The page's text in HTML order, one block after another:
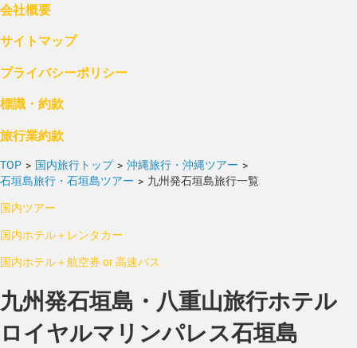
会社概要
サイトマップ
プライバシーポリシー
標識・約款
旅行業約款
TOP > 国内旅行トップ > 沖縄旅行・沖縄ツアー >
石垣島旅行・石垣島ツアー > 九州発石垣島旅行一覧
国内ツアー
国内ホテル＋レンタカー
国内ホテル＋航空券 or 高速バス
九州発石垣島・八重山旅行ホテル
ロイヤルマリンパレス石垣島